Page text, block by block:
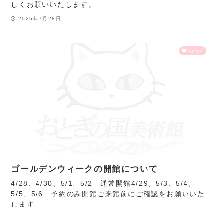
しくお願いいたします。
2025年7月28日
news
ゴールデンウィークの開館について
4/28、4/30、5/1、5/2 通常開館4/29、5/3、5/4、
5/5、5/6 予約のみ開館ご来館前にご確認をお願いいた
します